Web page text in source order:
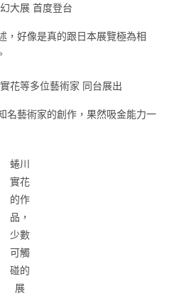
大展 首度登台
，好像是真的跟日本展覽極為相
花等多位藝術家 同台展出
名藝術家的創作，果然吸金能力一
蜷川
實花
的作
品，
少數
可觸
碰的
展